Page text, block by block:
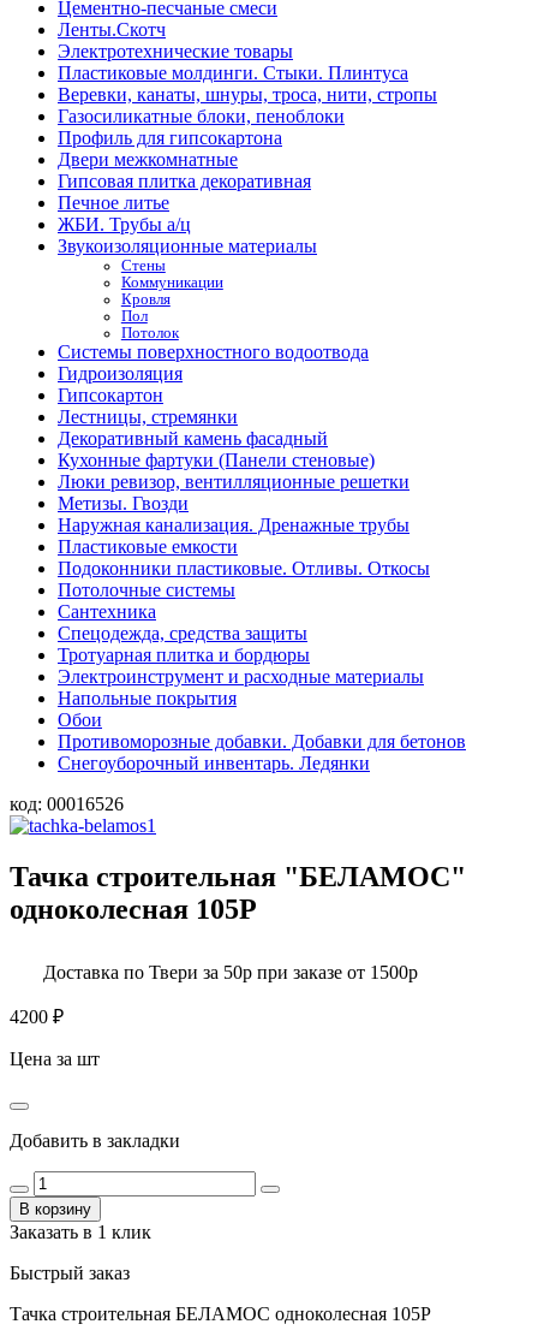
Цементно-песчаные смеси
Ленты.Скотч
Электротехнические товары
Пластиковые молдинги. Стыки. Плинтуса
Веревки, канаты, шнуры, троса, нити, стропы
Газосиликатные блоки, пеноблоки
Профиль для гипсокартона
Двери межкомнатные
Гипсовая плитка декоративная
Печное литье
ЖБИ. Трубы а/ц
Звукоизоляционные материалы
Стены
Коммуникации
Кровля
Пол
Потолок
Системы поверхностного водоотвода
Гидроизоляция
Гипсокартон
Лестницы, стремянки
Декоративный камень фасадный
Кухонные фартуки (Панели стеновые)
Люки ревизор, вентилляционные решетки
Метизы. Гвозди
Наружная канализация. Дренажные трубы
Пластиковые емкости
Подоконники пластиковые. Отливы. Откосы
Потолочные системы
Сантехника
Спецодежда, средства защиты
Тротуарная плитка и бордюры
Электроинструмент и расходные материалы
Напольные покрытия
Обои
Противоморозные добавки. Добавки для бетонов
Снегоуборочный инвентарь. Ледянки
код: 00016526
Тачка строительная "БЕЛАМОС"
одноколесная 105Р
Доставка по Твери за 50р при заказе от 1500р
4200 ₽
Цена за шт
Добавить в закладки
В корзину
Заказать в 1 клик
Быстрый заказ
Тачка строительная БЕЛАМОС одноколесная 105Р